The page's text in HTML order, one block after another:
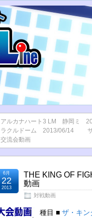
アルカナハート3 LM 静岡ミ
ラクルドーム 2013/06/14
交流会動画
THE KING OF
動画
対戦動画
6月
22
2013
種目 ■ ザ・キン